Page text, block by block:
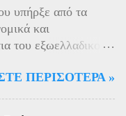
υπήρξε από τα
και
του εξωελλαδικού
περιοχής και μαζί
της. Ο πληθυσμός
ΠΕΡΙΣΌΤΕΡΑ »